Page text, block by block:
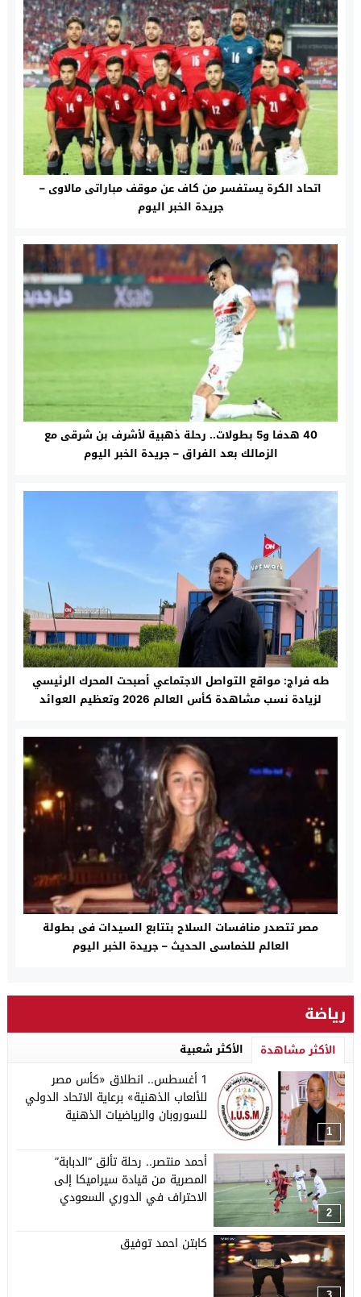
اتحاد الكرة يستفسر من كاف عن موقف مباراتى مالاوى –
جريدة الخبر اليوم
40 هدفا و5 بطولات.. رحلة ذهبية لأشرف بن شرقى مع
الزمالك بعد الفراق – جريدة الخبر اليوم
طه فراج: مواقع التواصل الاجتماعي أصبحت المحرك الرئيسي
لزيادة نسب مشاهدة كأس العالم 2026 وتعظيم العوائد
مصر تتصدر منافسات السلاح بتتابع السيدات فى بطولة
العالم للخماسى الحديث – جريدة الخبر اليوم
رياضة
الأكثر مشاهدة الأكثر شعبية
1
1 أغسطس.. انطلاق «كأس مصر
للألعاب الذهنية» برعاية الاتحاد الدولي
للسوروبان والرياضيات الذهنية
2
أحمد منتصر.. رحلة تألق “الدبابة”
المصرية من قيادة سيراميكا إلى
الاحتراف في الدوري السعودي
كابتن احمد توفيق